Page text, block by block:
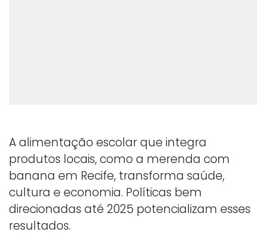
A alimentação escolar que integra
produtos locais, como a merenda com
banana em Recife, transforma saúde,
cultura e economia. Políticas bem
direcionadas até 2025 potencializam esses
resultados.